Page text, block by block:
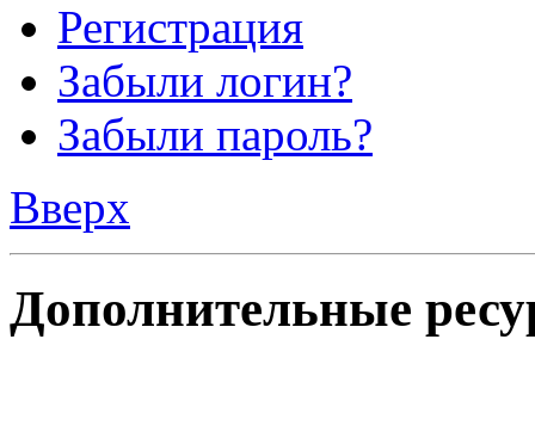
Регистрация
Забыли логин?
Забыли пароль?
Вверх
Дополнительные